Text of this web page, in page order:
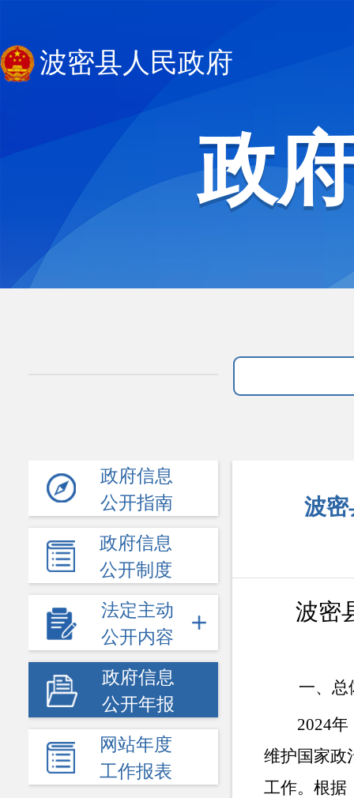
波密县人民政府
政
政府信息
公开指南
政府信息
公开制度
法定主动
公开内容
政府信息
公开年报
网站年度
工作报表
波密
波密
一、总
2024年
维护国家政
工作。根据